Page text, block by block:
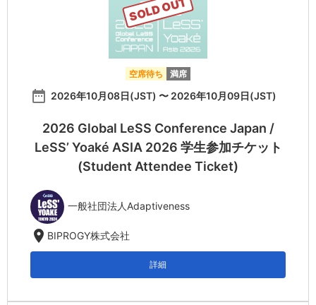
SOLD OUT
空席待ち 満席
date_range 2026年10月08日(JST) 〜 2026年10月09日(JST)
2026 Global LeSS Conference Japan /
LeSS’ Yoaké ASIA 2026 学生参加チケット
(Student Attendee Ticket)
一般社団法人Adaptiveness
location_on BIPROGY株式会社
詳細